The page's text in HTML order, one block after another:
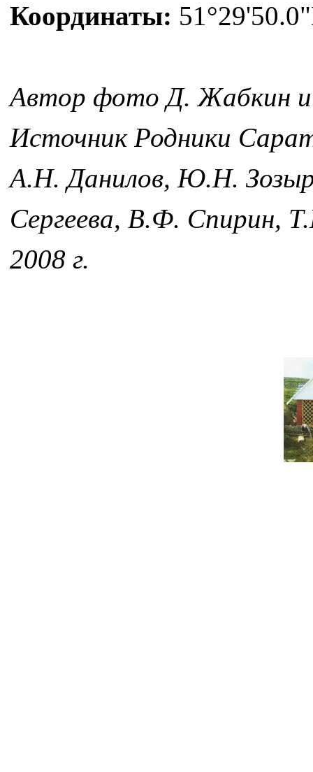
Координаты:
Автор фото Д. Жабкин
Источник Родники
А.Н. Данилов, Ю.Н.
Сергеева, В.Ф. Спирин,
2008 г.